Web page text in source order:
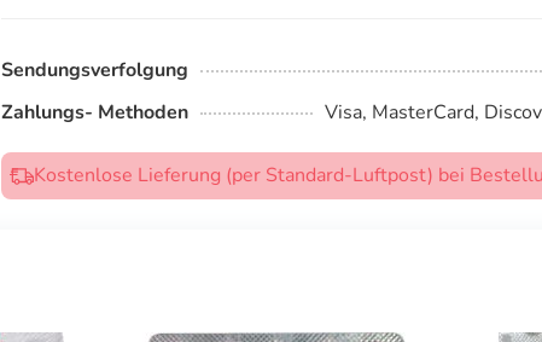
Sendungsverfolgung
Zahlungs- Methoden
Visa, MasterCard,
Kostenlose Lieferung (per Standard-Luftpost) bei